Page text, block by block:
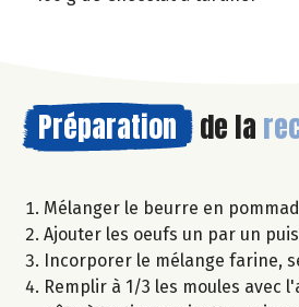
Préparation de la
Mélanger le beurre en
Ajouter les oeufs un par un
Incorporer le mélange farine,
Remplir à 1/3 les moules avec